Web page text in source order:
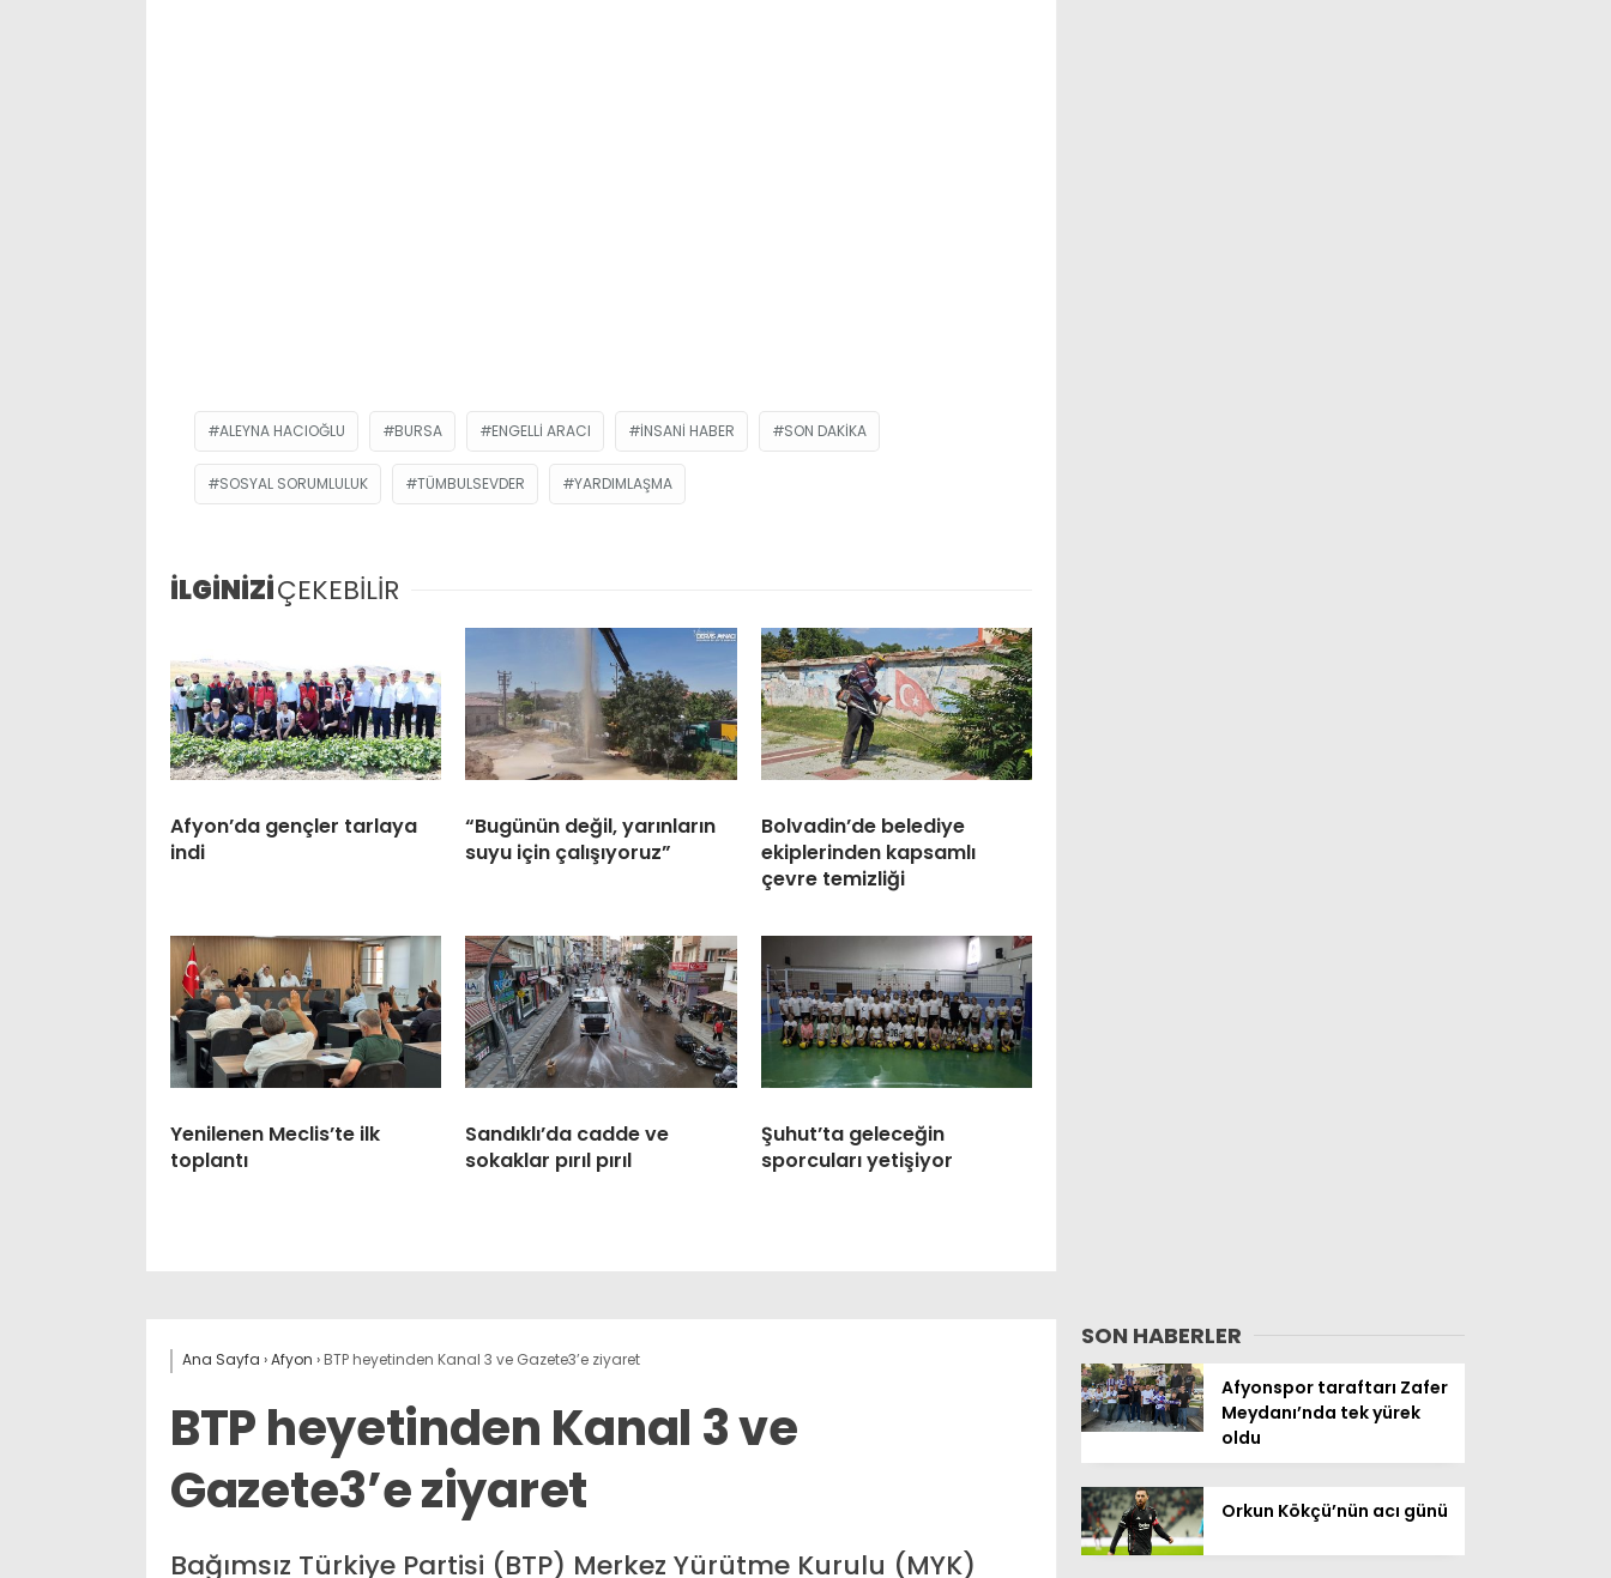
ALEYNA HACIOĞLU BURSA ENGELLI ARACI INSANI HABER SON DAKIKA
SOSYAL SORUMLULUK TÜMBULSEVDER YARDIMLAŞMA
İLGİNİZİÇEKEBİLİR
Afyon’da gençler tarlaya
indi
“Bugünün değil, yarınların
suyu için çalışıyoruz”
Bolvadin’de belediye
ekiplerinden kapsamlı
çevre temizliği
Yenilenen Meclis’te ilk
toplantı
Sandıklı’da cadde ve
sokaklar pırıl pırıl
Şuhut’ta geleceğin
sporcuları yetişiyor
Ana Sayfa ›Afyon › BTP heyetinden Kanal 3 ve Gazete3’e ziyaret
BTP heyetinden Kanal 3 ve
Gazete3’e ziyaret
Bağımsız Türkiye Partisi (BTP) Merkez Yürütme Kurulu (MYK)
SON HABERLER
Afyonspor taraftarı Zafer
Meydanı’nda tek yürek
oldu
Orkun Kökçü’nün acı günü